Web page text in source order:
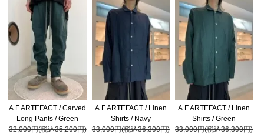
A.F ARTEFACT / Carved
Long Pants / Green
32,000円(税込35,200円)
A.F ARTEFACT / Linen
Shirts / Navy
33,000円(税込36,300円)
A.F ARTEFACT / Linen
Shirts / Green
33,000円(税込36,300円)